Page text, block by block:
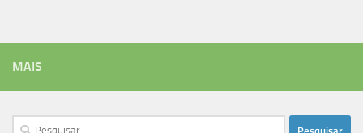
MAIS
Pesquisar